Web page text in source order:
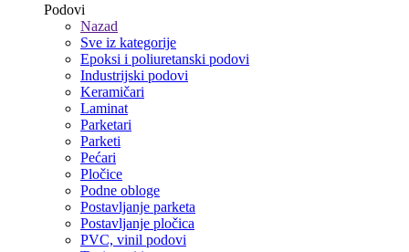
Podovi
Nazad
Sve iz kategorije
Epoksi i poliuretanski podovi
Industrijski podovi
Keramičari
Laminat
Parketari
Parketi
Pećari
Pločice
Podne obloge
Postavljanje parketa
Postavljanje pločica
PVC, vinil podovi